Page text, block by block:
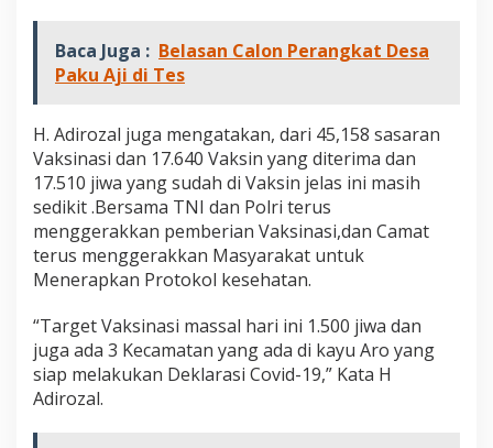
Baca Juga : Belasan Calon Perangkat Desa
Paku Aji di Tes
H. Adirozal juga mengatakan, dari 45,158 sasaran
Vaksinasi dan 17.640 Vaksin yang diterima dan
17.510 jiwa yang sudah di Vaksin jelas ini masih
sedikit .Bersama TNI dan Polri terus
menggerakkan pemberian Vaksinasi,dan Camat
terus menggerakkan Masyarakat untuk
Menerapkan Protokol kesehatan.
“Target Vaksinasi massal hari ini 1.500 jiwa dan
juga ada 3 Kecamatan yang ada di kayu Aro yang
siap melakukan Deklarasi Covid-19,” Kata H
Adirozal.